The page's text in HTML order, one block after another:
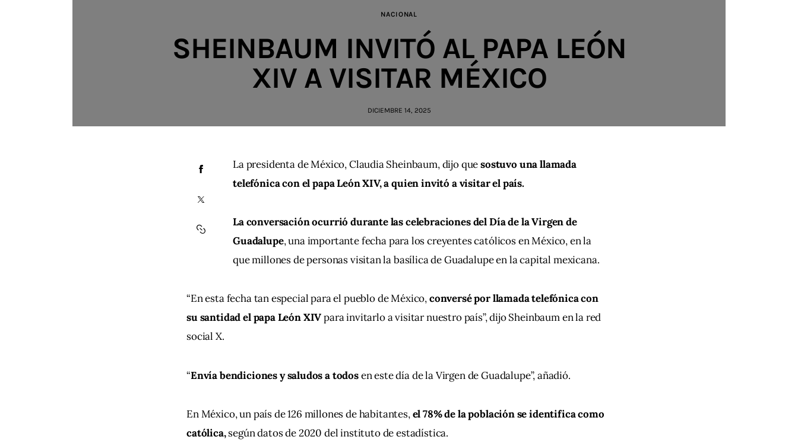
NACIONAL
SHEINBAUM INVITÓ AL PAPA LEÓN
XIV A VISITAR MÉXICO
DICIEMBRE 14, 2025
La presidenta de México, Claudia Sheinbaum, dijo que sostuvo una llamada
telefónica con el papa León XIV, a quien invitó a visitar el país.
La conversación ocurrió durante las celebraciones del Día de la Virgen de
Guadalupe, una importante fecha para los creyentes católicos en México, en la
que millones de personas visitan la basílica de Guadalupe en la capital mexicana.
“En esta fecha tan especial para el pueblo de México, conversé por llamada telefónica con
su santidad el papa León XIV para invitarlo a visitar nuestro país”, dijo Sheinbaum en la red
social X.
“Envía bendiciones y saludos a todos en este día de la Virgen de Guadalupe”, añadió.
En México, un país de 126 millones de habitantes, el 78% de la población se identifica como
católica, según datos de 2020 del instituto de estadística.